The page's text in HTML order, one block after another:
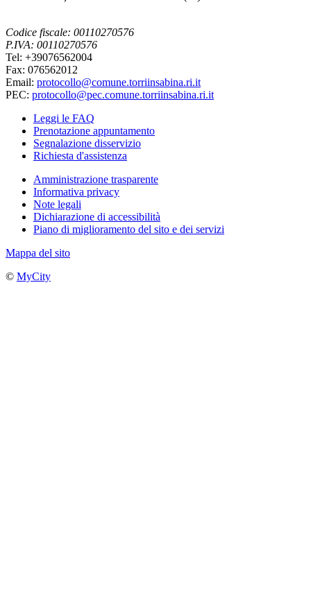
Codice fiscale: 00110270576
P.IVA: 00110270576
Tel: +39076562004
Fax: 076562012
Email: protocollo@comune.torriinsabina.ri.it
PEC: protocollo@pec.comune.torriinsabina.ri.it
Leggi le FAQ
Prenotazione appuntamento
Segnalazione disservizio
Richiesta d'assistenza
Amministrazione trasparente
Informativa privacy
Note legali
Dichiarazione di accessibilità
Piano di miglioramento del sito e dei servizi
Mappa del sito
© MyCity